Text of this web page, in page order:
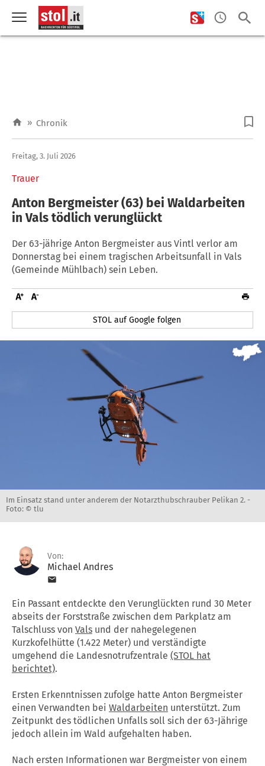
» Chronik
Trauer
Freitag, 3. Juli 2026
Anton Bergmeister (63) bei Waldarbeiten
in Vals tödlich verunglückt
Der 63-jährige Anton Bergmeister aus Vintl verlor am
Donnerstag bei einem tragischen Arbeitsunfall in Vals
(Gemeinde Mühlbach) sein Leben.
STOL auf Google folgen
Im Einsatz stand unter anderem der Notarzthubschrauber Pelikan 2. -
Foto: © tlu
Von:
Michael Andres
Ein Passant entdeckte den Verunglückten rund 30 Meter
abseits der Forststraße zwischen dem Parkplatz am
Talschluss von Vals und der nahegelegenen
Kurzkofelhütte (1.422 Meter) und verständigte
umgehend die Landesnotrufzentrale (STOL hat
berichtet).
Ersten Erkenntnissen zufolge hatte Anton Bergmeister
einen Verwandten bei Waldarbeiten unterstützt. Zum
Zeitpunkt des tödlichen Unfalls soll sich der 63-Jährige
jedoch allein im Wald aufgehalten haben.
Nach ersten Informationen war Bergmeister von einem